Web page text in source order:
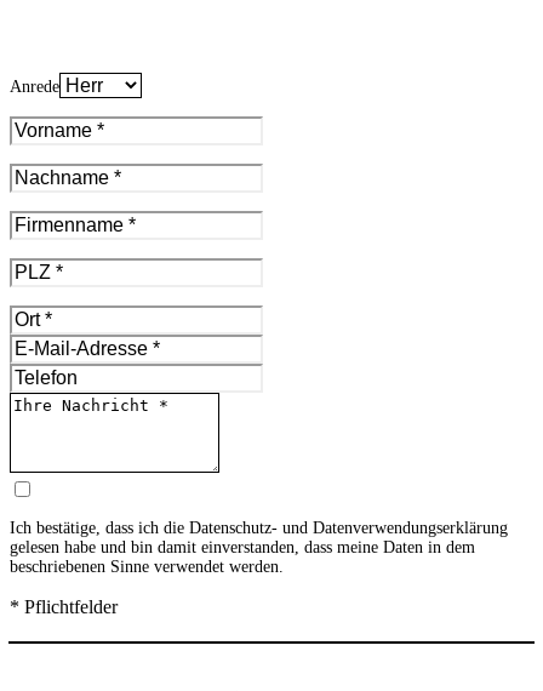
Anrede
Ich bestätige, dass ich die Datenschutz- und Datenverwendungserklärung
gelesen habe und bin damit einverstanden, dass meine Daten in dem
beschriebenen Sinne verwendet werden.
* Pflichtfelder